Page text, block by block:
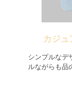
カジュ
シンプルなデ
ルながらも品